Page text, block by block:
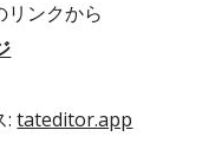
リンクから
:tateditor.app